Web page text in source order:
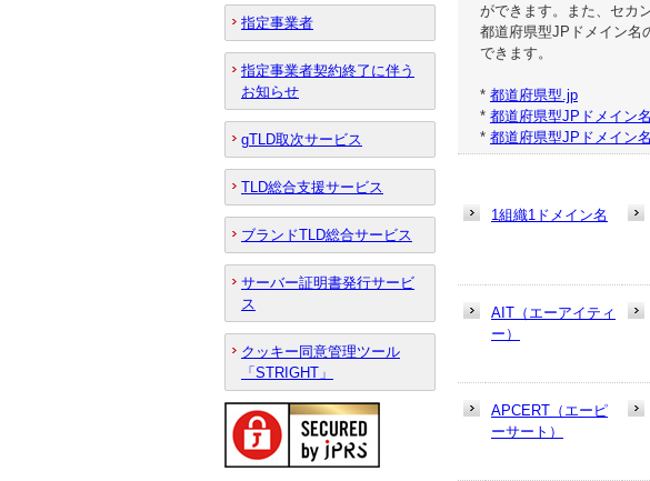
ができます。また、セカ
都道府県型JPドメイン名
できます。
* 都道府県型.jp
* 都道府県型JPドメイン
* 都道府県型JPドメイン
1組織1ドメイン名
AIT（エーアイティ
ー）
APCERT（エーピ
ーサート）
指定事業者
指定事業者契約終了に伴う
お知らせ
gTLD取次サービス
TLD総合支援サービス
ブランドTLD総合サービス
サーバー証明書発行サービ
ス
クッキー同意管理ツール
「STRIGHT」